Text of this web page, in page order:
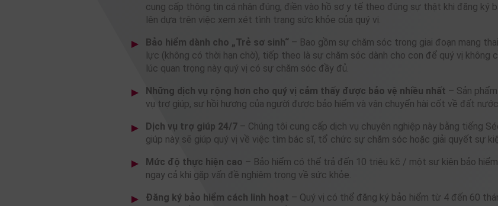
cung cấp thông tin cá nhân đúng, điền vào hồ sơ y tế theo đúng sự thật khi đăng ký
lên dựa trên việc xem xét tình trạng sức khỏe của quý vị.
Bảo hiểm dành cho „Trẻ sơ sinh“ – Bao gồm sự chăm sóc trong giai đoạn mang
lực (không có thời hạn chờ), tiếp theo là sự chăm sóc dành cho con để quý vị không
lúc quan trọng này quý vị có sự chăm sóc đầy đủ.
Những dịch vụ rộng hơn cho quý vị cảm thấy được bảo vệ nhiều nhất – Sản
vụ trợ giúp, sự hồi hương của người được bảo hiểm và vận chuyển hài cốt về đất
Dịch vụ trợ giúp 24/7 – Chúng tôi cung cấp dịch vụ chuyên nghiệp này bằng tiếng
giúp này sẽ giúp quý vị về việc tìm bác sĩ, tổ chức sự chăm sóc hoặc giải quyết sự
Mức độ thực hiện cao – Bảo hiểm có thể trả đến 10 triệu kč / một sự kiện bảo
ngay cả khi gặp vấn đề nghiêm trọng về sức khỏe.
Đăng ký bảo hiểm cách linh hoạt – Quý vị có thể đăng ký bảo hiểm từ 4 đến 60